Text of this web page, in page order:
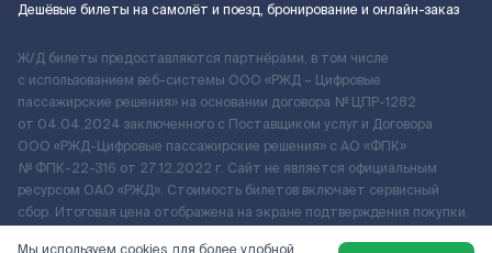
Дешёвые билеты на самолёт и поезд, бронирование и онлайн-заказ
Ж/Д билеты предоставляются партнёрами, в том числе
с использованием веб-системы ООО «РЖД – Цифровые
пассажирские решения» на основании договора № ЦПР-1282
от 04.04.2024 заключенного с Поставщиком услуг и Договора
ООО «РЖД-Цифровые пассажирские решения» c АО «ФПК»
№ ФПК-22-316 от 27.12.2022 г. Сайт не является официальным
ресурсом ОАО «РЖД». Стоимость билетов включает сервисный
сбор. Итоговая цена отображена на экране подтверждения покупки.